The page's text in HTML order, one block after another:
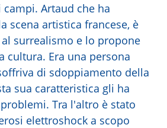
Artaud che ha
scena artistica francese, è
surrealismo e lo propone
cultura. Era una persona
di sdoppiamento della
sua caratteristica gli ha
Tra l'altro è stato
elettroshock a scopo